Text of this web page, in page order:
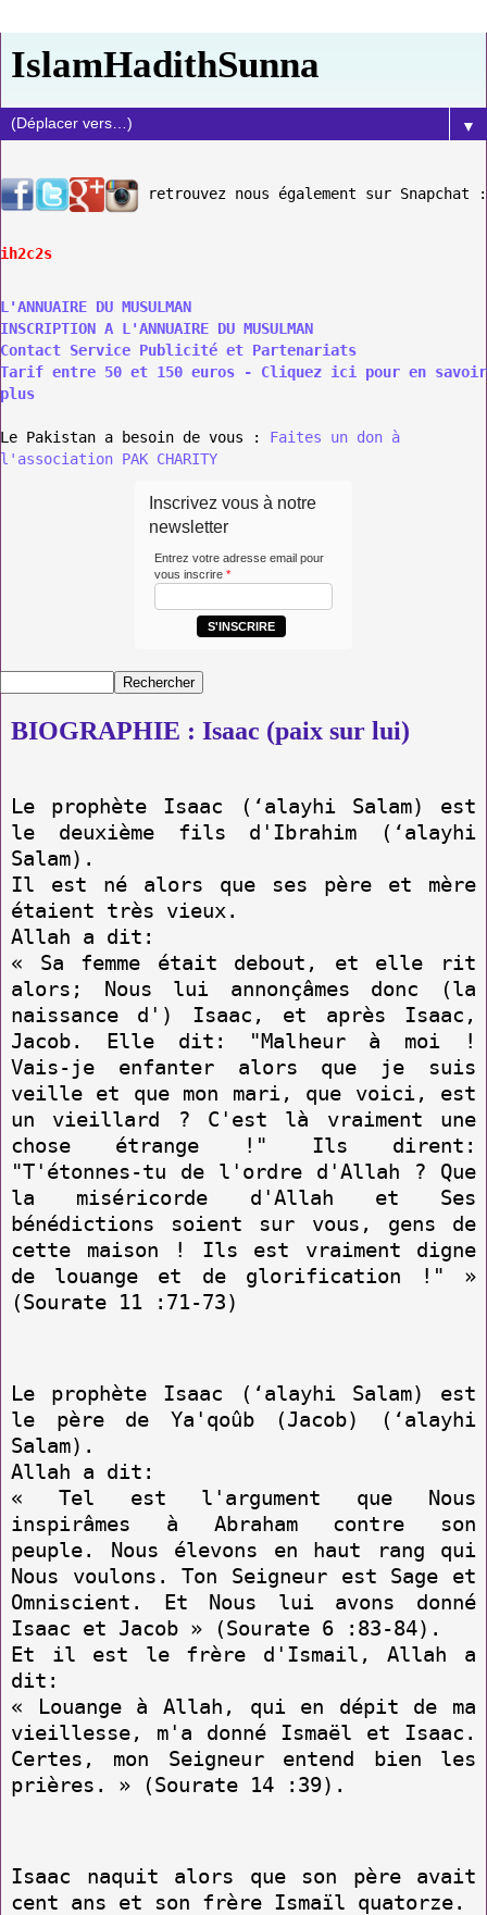
IslamHadithSunna
▼
retrouvez nous également sur Snapchat :
ih2c2s
L'ANNUAIRE DU MUSULMAN
INSCRIPTION A L'ANNUAIRE DU MUSULMAN
Contact Service Publicité et Partenariats
Tarif entre 50 et 150 euros - Cliquez ici pour en savoir
plus
Le Pakistan a besoin de vous : Faites un don à
l'association PAK CHARITY
Inscrivez vous à notre
newsletter
Entrez votre adresse email pour
vous inscrire *
S'INSCRIRE
BIOGRAPHIE : Isaac (paix sur lui)
Le prophète Isaac (‘alayhi Salam) est
le deuxième fils d'Ibrahim (‘alayhi
Salam).
Il est né alors que ses père et mère
étaient très vieux.
Allah a dit:
« Sa femme était debout, et elle rit
alors; Nous lui annonçâmes donc (la
naissance d') Isaac, et après Isaac,
Jacob. Elle dit: "Malheur à moi !
Vais-je enfanter alors que je suis
veille et que mon mari, que voici, est
un vieillard ? C'est là vraiment une
chose étrange !" Ils dirent:
"T'étonnes-tu de l'ordre d'Allah ? Que
la miséricorde d'Allah et Ses
bénédictions soient sur vous, gens de
cette maison ! Ils est vraiment digne
de louange et de glorification !" »
(Sourate 11 :71-73)
Le prophète Isaac (‘alayhi Salam) est
le père de Ya'qoûb (Jacob) (‘alayhi
Salam).
Allah a dit:
« Tel est l'argument que Nous
inspirâmes à Abraham contre son
peuple. Nous élevons en haut rang qui
Nous voulons. Ton Seigneur est Sage et
Omniscient. Et Nous lui avons donné
Isaac et Jacob » (Sourate 6 :83-84).
Et il est le frère d'Ismail, Allah a
dit:
« Louange à Allah, qui en dépit de ma
vieillesse, m'a donné Ismaël et Isaac.
Certes, mon Seigneur entend bien les
prières. » (Sourate 14 :39).
Isaac naquit alors que son père avait
cent ans et son frère Ismaïl quatorze.